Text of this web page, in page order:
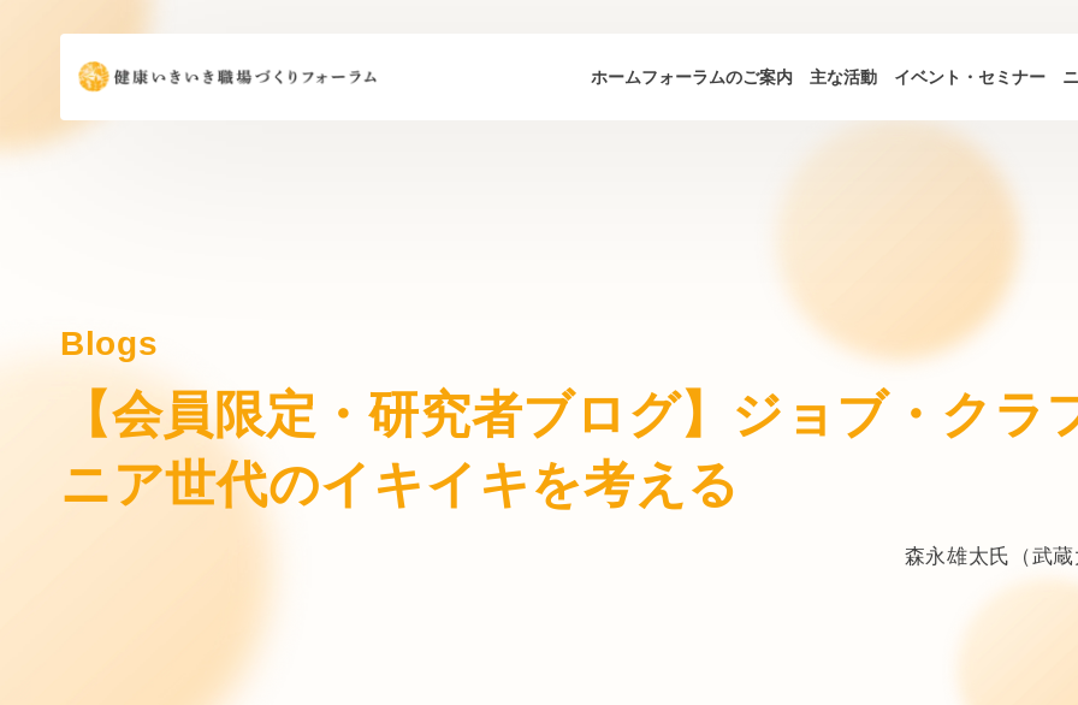
ホームフォーラムのご案内 主な活動 イベント・セミナー
Blogs
【会員限定・研究者ブログ】ジョブ・クラ
ニア世代のイキイキを考える
森永雄太氏（武